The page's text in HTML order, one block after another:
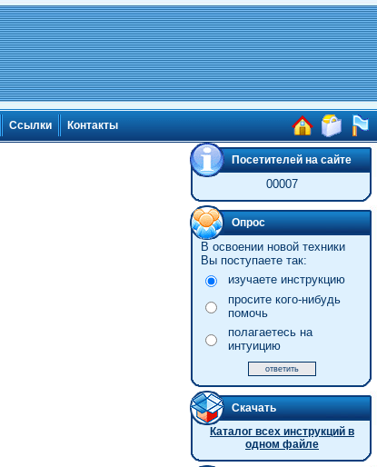
Ссылки Контакты
Посетителей на сайте
00007
Опрос
В освоении новой техники
Вы поступаете так:
изучаете инструкцию
просите кого-нибудь
помочь
полагаетесь на
интуицию
Скачать
Каталог всех инструкций в
одном файле